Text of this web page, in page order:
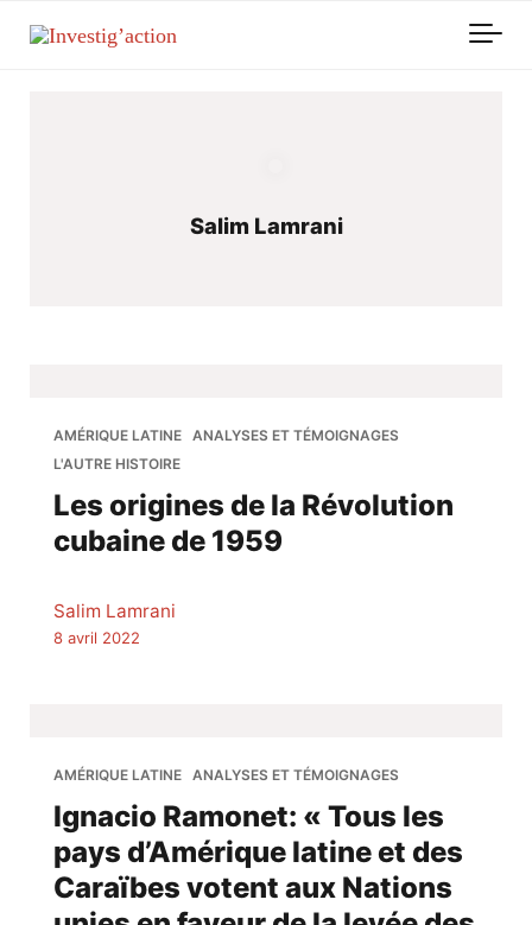
Salim Lamrani
AMÉRIQUE LATINE ANALYSES ET TÉMOIGNAGES
L'AUTRE HISTOIRE
Les origines de la Révolution
cubaine de 1959
Salim Lamrani
8 avril 2022
AMÉRIQUE LATINE ANALYSES ET TÉMOIGNAGES
Ignacio Ramonet: « Tous les
pays d’Amérique latine et des
Caraïbes votent aux Nations